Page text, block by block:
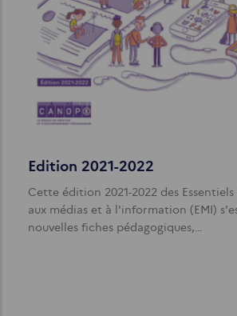
Edition 2021-2022
Cette édition 2021-2022 des
aux médias et à l'information (EMI)
nouvelles fiches pédagogiques,…